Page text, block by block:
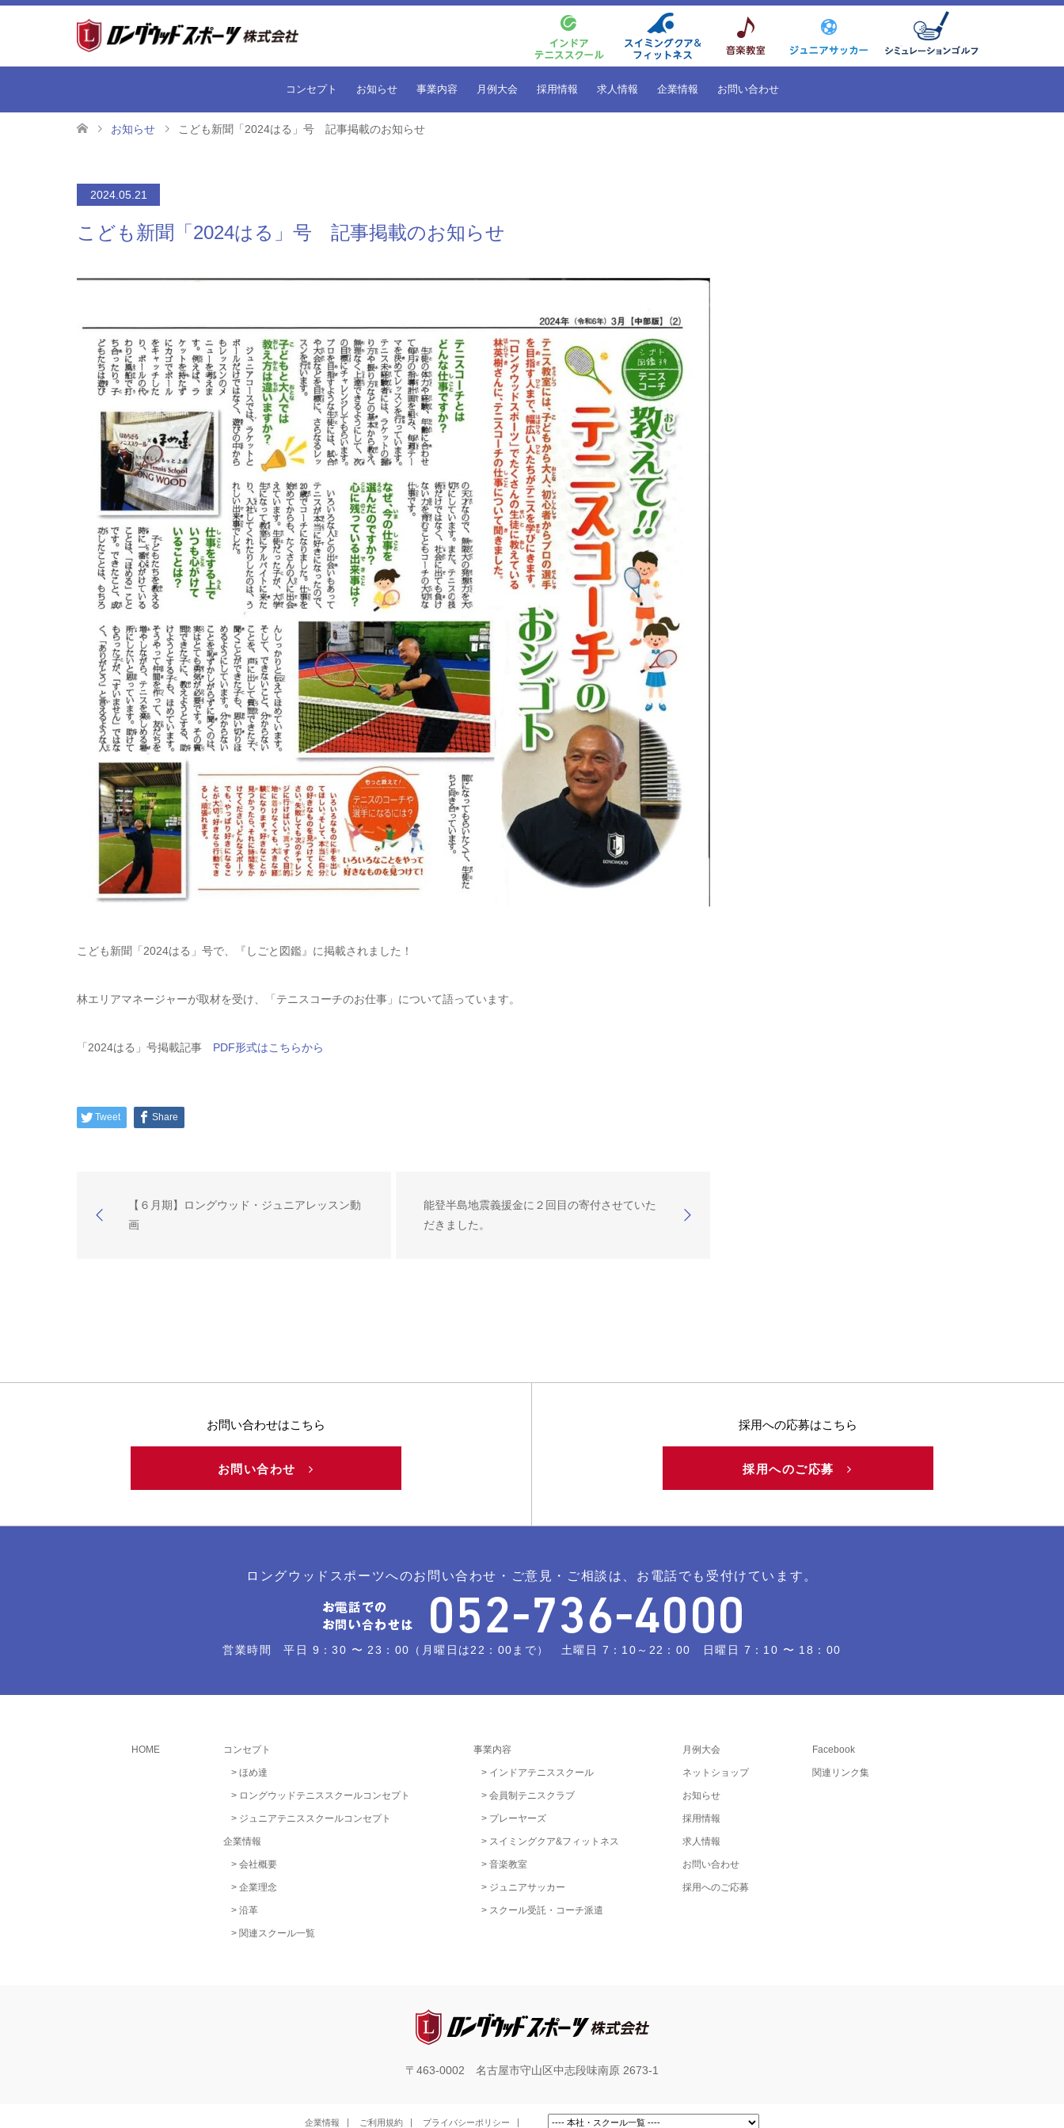
コンセプト お知らせ 事業内容 月例大会 採用情報 求人情報 企業情報 お問い合わせ
お知らせ こども新聞「2024はる」号 記事掲載のお知らせ
2024.05.21
こども新聞「2024はる」号 記事掲載のお知らせ
こども新聞「2024はる」号で、『しごと図鑑』に掲載されました！
林エリアマネージャーが取材を受け、「テニスコーチのお仕事」について語っています。
「2024はる」号掲載記事 PDF形式はこちらから
Tweet Share
【６月期】ロングウッド・ジュニアレッスン動
画
能登半島地震義援金に２回目の寄付させていた
だきました。
お問い合わせはこちら
お問い合わせ
採用への応募はこちら
採用へのご応募
ロングウッドスポーツへのお問い合わせ・ご意見・ご相談は、お電話でも受付けています。
営業時間 平日 9：30 〜 23：00（月曜日は22：00まで） 土曜日 7：10～22：00 日曜日 7：10 〜 18：00
HOME コンセプト
ほめ達
ロングウッドテニススクールコンセプト
ジュニアテニススクールコンセプト
企業情報
会社概要
企業理念
沿革
関連スクール一覧
事業内容
インドアテニススクール
会員制テニスクラブ
プレーヤーズ
スイミングクア&フィットネス
音楽教室
ジュニアサッカー
スクール受託・コーチ派遣
月例大会
ネットショップ
お知らせ
採用情報
求人情報
お問い合わせ
採用へのご応募
Facebook
関連リンク集
〒463-0002 名古屋市守山区中志段味南原 2673-1
企業情報 ご利用規約 プライバシーポリシー